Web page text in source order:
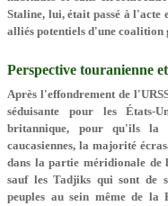
Staline, lui, était passé à l'acte
alliés potentiels d'une coalition
Perspective touranienne
Après l'effondrement de
séduisante pour les États-
britannique, pour qu'ils la
caucasiennes, la majorité
dans la partie méridionale de
sauf les Tadjiks qui sont de
peuples au sein même de la